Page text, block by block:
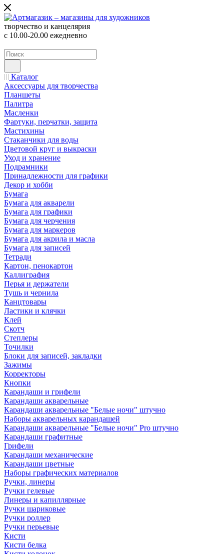
творчество и канцелярия
с 10.00-20.00 ежедневно
Каталог
Аксессуары для творчества
Планшеты
Палитра
Масленки
Фартуки, перчатки, защита
Мастихины
Стаканчики для воды
Цветовой круг и выкраски
Уход и хранение
Подрамники
Принадлежности для графики
Декор и хобби
Бумага
Бумага для акварели
Бумага для графики
Бумага для черчения
Бумага для маркеров
Бумага для акрила и масла
Бумага для записей
Тетради
Картон, пенокартон
Каллиграфия
Перья и держатели
Тушь и чернила
Канцтовары
Ластики и клячки
Клей
Скотч
Степлеры
Точилки
Блоки для записей, закладки
Зажимы
Корректоры
Кнопки
Карандаши и грифели
Карандаши акварельные
Карандаши акварельные "Белые ночи" штучно
Наборы акварельных карандашей
Карандаши акварельные "Белые ночи" Pro штучно
Карандаши графитные
Грифели
Карандаши механические
Карандаши цветные
Наборы графических материалов
Ручки, линеры
Ручки гелевые
Линеры и капиллярные
Ручки шариковые
Ручки роллер
Ручки перьевые
Кисти
Кисти белка